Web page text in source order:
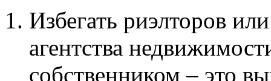
Избегать риэлторов
агентства
собственником – это